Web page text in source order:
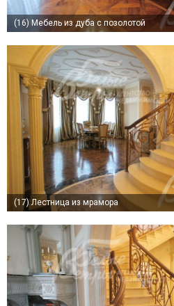
(16) Мебель из дуба с позолотой
(17)Лестница из мрамора